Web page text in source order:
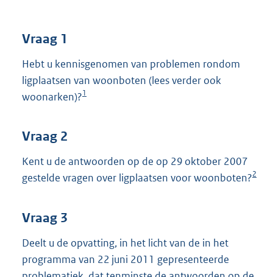
4
0
K
Vraag 1
Hebt u kennisgenomen van problemen rondom
ligplaatsen van woonboten (lees verder ook
woonarken)?1
Vraag 2
Kent u de antwoorden op de op 29 oktober 2007
gestelde vragen over ligplaatsen voor woonboten?2
Vraag 3
Deelt u de opvatting, in het licht van de in het
programma van 22 juni 2011 gepresenteerde